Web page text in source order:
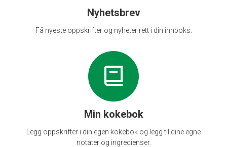
Nyhetsbrev
Få nyeste oppskrifter og nyheter rett i din innboks.
Min kokebok
Legg oppskrifter i din egen kokebok og legg til dine egne
notater og ingredienser.